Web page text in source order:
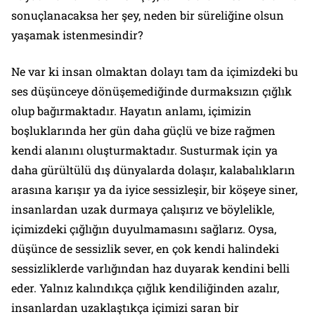
sonuçlanacaksa her şey, neden bir süreliğine olsun
yaşamak istenmesindir?
Ne var ki insan olmaktan dolayı tam da içimizdeki bu
ses düşünceye dönüşemediğinde durmaksızın çığlık
olup bağırmaktadır. Hayatın anlamı, içimizin
boşluklarında her gün daha güçlü ve bize rağmen
kendi alanını oluşturmaktadır. Susturmak için ya
daha gürültülü dış dünyalarda dolaşır, kalabalıkların
arasına karışır ya da iyice sessizleşir, bir köşeye siner,
insanlardan uzak durmaya çalışırız ve böylelikle,
içimizdeki çığlığın duyulmamasını sağlarız. Oysa,
düşünce de sessizlik sever, en çok kendi halindeki
sessizliklerde varlığından haz duyarak kendini belli
eder. Yalnız kalındıkça çığlık kendiliğinden azalır,
insanlardan uzaklaştıkça içimizi saran bir